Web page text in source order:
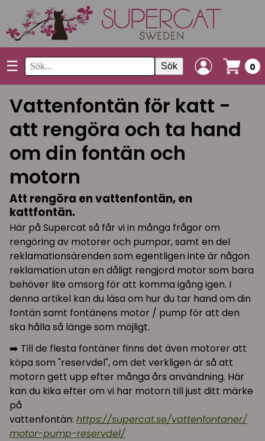
☰ Sök 0
Vattenfontän för katt -
att rengöra och ta hand
om din fontän och
motorn
Att rengöra en vattenfontän, en
kattfontän.
Här på Supercat så får vi in många frågor om
rengöring av motorer och pumpar, samt en del
reklamationsärenden som egentligen inte är någon
reklamation utan en dåligt rengjord motor som bara
behöver lite omsorg för att komma igång igen. I
denna artikel kan du läsa om hur du tar hand om din
fontän samt fontänens motor / pump för att den
ska hålla så länge som möjligt.
➡️ Till de flesta fontäner finns det även motorer att
köpa som "reservdel", om det verkligen är så att
motorn gett upp efter många års användning. Här
kan du kika efter om vi har motorn till just ditt märke
på
vattenfontän: https://supercat.se/vattenfontaner/
motor-pump-reservdel/